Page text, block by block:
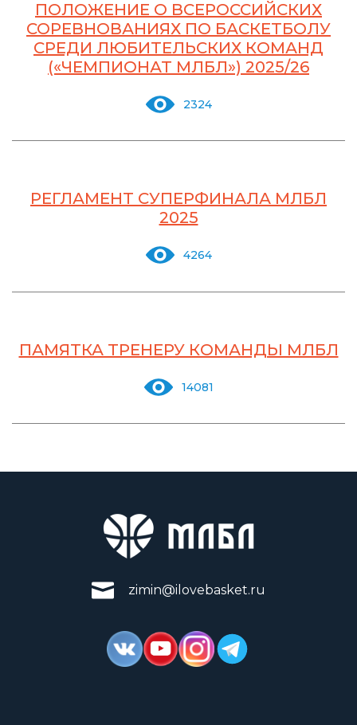
ПОЛОЖЕНИЕ О ВСЕРОССИЙСКИХ
СОРЕВНОВАНИЯХ ПО БАСКЕТБОЛУ
СРЕДИ ЛЮБИТЕЛЬСКИХ КОМАНД
(«ЧЕМПИОНАТ МЛБЛ») 2025/26
2324
РЕГЛАМЕНТ СУПЕРФИНАЛА МЛБЛ
2025
4264
ПАМЯТКА ТРЕНЕРУ КОМАНДЫ МЛБЛ
14081
zimin@ilovebasket.ru